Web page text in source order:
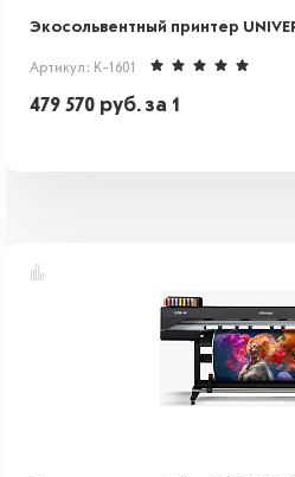
Экосольвентный принтер
Артикул: K-1601
479 570 руб.за 1